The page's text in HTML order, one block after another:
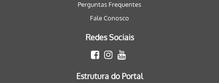
Perguntas Frequentes
Fale Conosco
Redes Sociais
Estrutura do Portal